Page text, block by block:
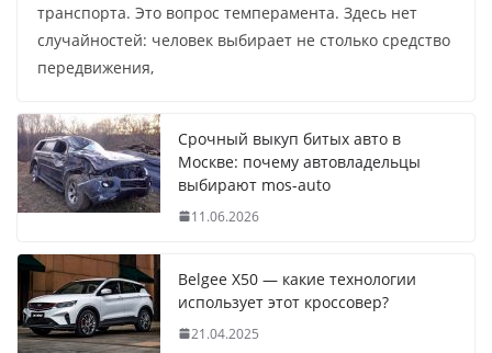
транспорта. Это вопрос темперамента. Здесь нет
случайностей: человек выбирает не столько средство
передвижения,
Срочный выкуп битых авто в
Москве: почему автовладельцы
выбирают mos-auto
11.06.2026
Belgee X50 — какие технологии
использует этот кроссовер?
21.04.2025